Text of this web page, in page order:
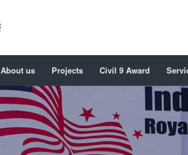
About us Projects Civil 9 Award